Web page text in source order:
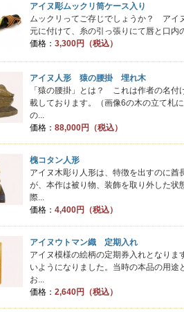
アイヌ彫ムックリ筒ケース入り
ムックリってご存じでしょうか？ アイ
元に付けて、糸の引っ張りにて唇と口内
価格： 3,300円（税込）
アイヌ人形 猿の腰掛 埋れ木
「猿の腰掛」とは？ これは作者の名付
載しております。（画像6の木の立て札
の...
価格： 88,000円（税込）
槐コタン人形
アイヌ木彫り人形は、特徴を出すのに
が、本作は被り物、装飾を取り外した状
際...
価格： 4,400円（税込）
アイヌウトマン織 定期入れ
アイヌ模様の絵柄の定期券入れとなり
いようになりました。当時の本品の用
お...
価格： 2,640円（税込）